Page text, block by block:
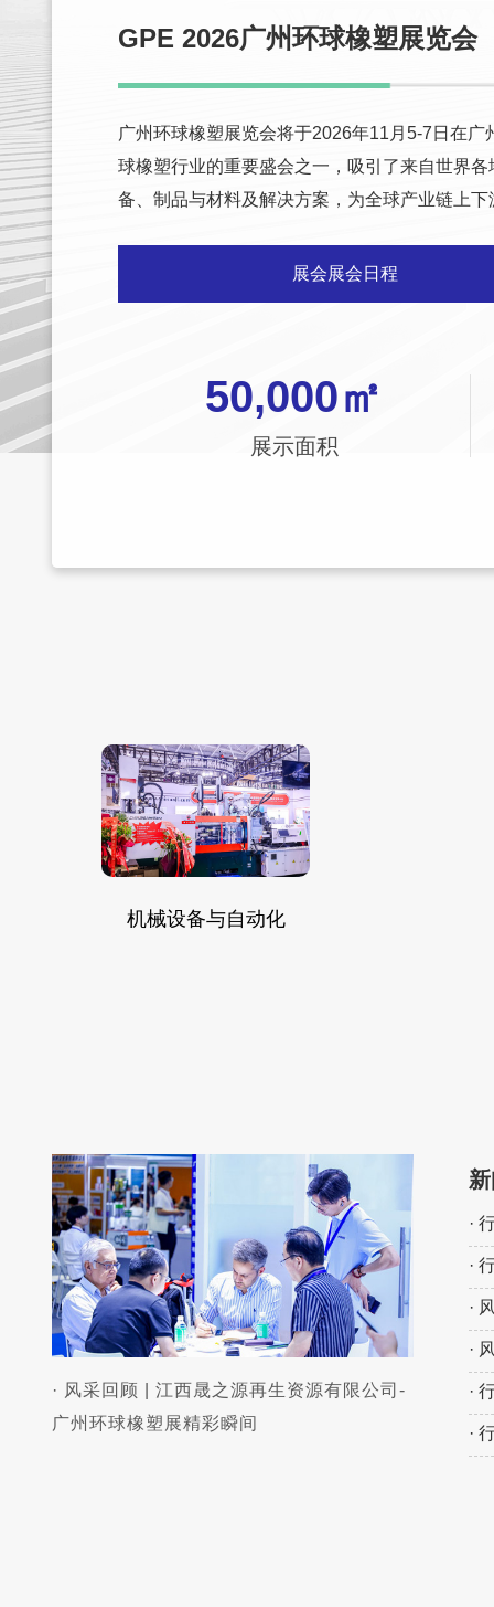
GPE 2026广州环球橡塑展览会
广州环球橡塑展览会将于2026年11月5-7日在广
球橡塑行业的重要盛会之一，吸引了来自世界
备、制品与材料及解决方案，为全球产业链上
展会展会日程
50,000㎡
展示面积
机械设备与自动化
· 风采回顾 | 江西晟之源再生资源有限公司-
广州环球橡塑展精彩瞬间
·
考”
·
程
·
瞬
·
·
·